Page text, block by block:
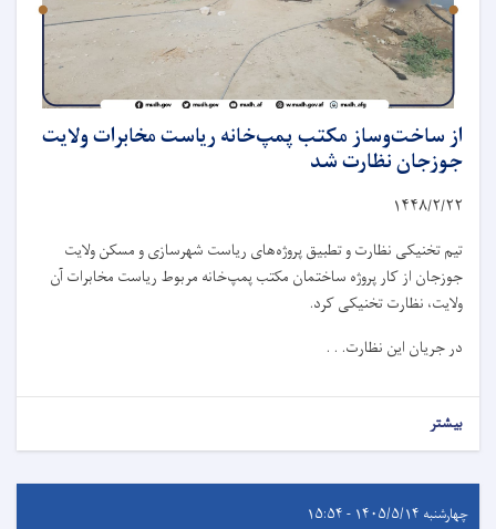
از ساخت‌وساز مکتب پمپ‌خانه ریاست مخابرات ولایت
جوزجان نظارت شد
۱۴۴۸/۲/۲۲
تیم تخنیکی نظارت و تطبیق پروژه‌های ریاست شهرسازی و مسکن ولایت
جوزجان از کار پروژه ساختمان مکتب پمپ‌خانه مربوط ریاست مخابرات آن
ولایت، نظارت تخنیکی کرد.
در جریان این نظارت. . .
بیشتر
چهارشنبه ۱۴۰۵/۵/۱۴ - ۱۵:۵۴